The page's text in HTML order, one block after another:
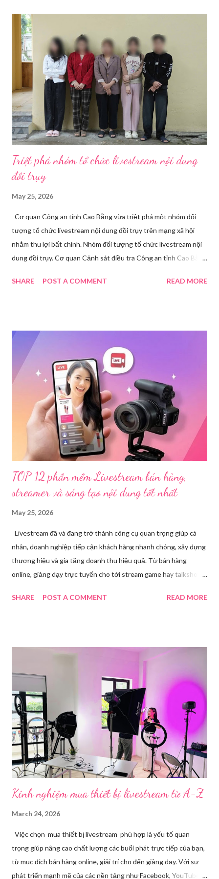
Thanh 1.1.1. Thân máy ảnh (Body máy
ảnh): Chọn máy ảnh có chất lượng ...
Triệt phá nhóm tổ chức livestream nội dung
đồi trụy
May 25, 2026
Cơ quan Công an tỉnh Cao Bằng vừa triệt phá một nhóm đối
tượng tổ chức livestream nội dung đồi trụy trên mạng xã hội
nhằm thu lợi bất chính. Nhóm đối tượng tổ chức livestream nội
dung đồi trụy. Cơ quan Cảnh sát điều tra Công an tỉnh Cao Bằng
tạm giam đối với Triệu Thị Dung về hành vi truyền bá văn hóa
dụng điện thoại xuất hiện các hoạt động phát trực tiếp nội dung
nhạy cảm, có dấu hiệu vi phạm pháp luật. Ngay sau khi tiếp
nhận, đơn vị đã nhanh chóng tổ chức xác minh, thu thập dữ liệu
để làm rõ. Kết quả điều tra ban đầu xác định, Triệu Thị Dung
(sinh năm 1994), trú tại xã Phủ Thông, tỉnh Thái Nguyên, cùng
một số đối tượng khác đã tham gia tổ chức livestream nội dung
đồi trụy nhằm mục đích thu lợi. Các đối tượng liên quan gồm
L.V.D (sinh ...
SHARE POST A COMMENT READ MORE
TOP 12 phần mềm Livestream bán hàng,
streamer và sáng tạo nội dung tốt nhất
May 25, 2026
Livestream đã và đang trở thành công cụ quan trọng giúp cá
nhân, doanh nghiệp tiếp cận khách hàng nhanh chóng, xây dựng
thương hiệu và gia tăng doanh thu hiệu quả. Từ bán hàng
online, giảng dạy trực tuyến cho tới stream game hay talkshow,
Trong bài viết dưới đây, chúng tôi sẽ giới thiệu chi tiết 12 công
mạng xã hội hoặc website theo thời gian thực. Để thực hiện
chuyên biệt giúp xử lý hình ảnh, âm thanh, hiệu ứng và kết nối ổn
định. Những công cụ hỗ trợ livestream chuyên biệt Hiện nay,
phần mềm Livestream không chỉ phục vụ streamer hay game thủ
mà còn là trợ thủ đắc lực cho nhà bán hàng online, giáo viên,
doanh nghiệp, nhà sáng tạo nội dung. Việc lựa chọn đúng phần
mềm sẽ giúp bu...
SHARE POST A COMMENT READ MORE
Kinh nghiệm mua thiết bị livestream​ từ A-Z
March 24, 2026
Việc chọn mua thiết bị livestream phù hợp là yếu tố quan
trọng giúp nâng cao chất lượng các buổi phát trực tiếp của bạn,
từ mục đích bán hàng online, giải trí cho đến giảng dạy. Với sự
phát triển mạnh mẽ của các nền tảng như Facebook, YouTube,